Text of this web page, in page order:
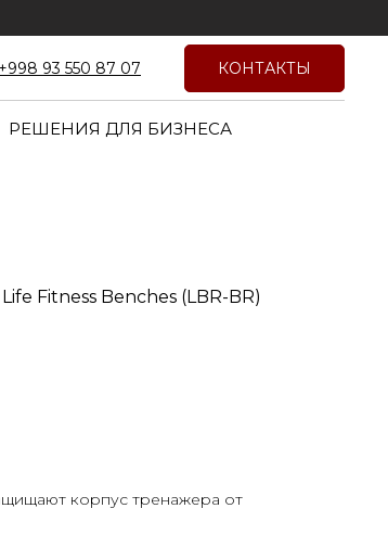
+998 93 550 87 07 КОНТАКТЫ
РЕШЕНИЯ ДЛЯ БИЗНЕСА
Fitness Benches (LBR-BR)
корпус тренажера от